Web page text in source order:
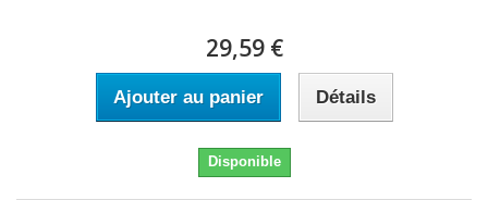
29,59 €
Ajouter au panier Détails
Disponible